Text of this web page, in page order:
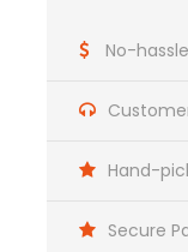
No-
Hand-
Secure